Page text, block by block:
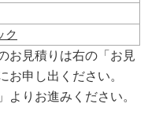
ク
お見積りは右の「お見
お申し出ください。
よりお進みください。